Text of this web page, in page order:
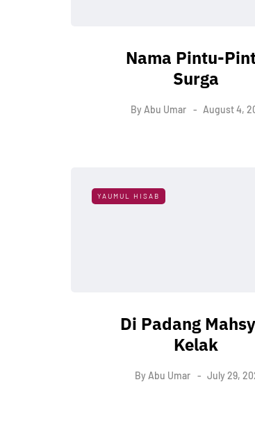
Nama Pintu-
Surga
By Abu Umar August 4,
YAUMUL HISAB
Di Padang
Kelak
By Abu Umar July 29,